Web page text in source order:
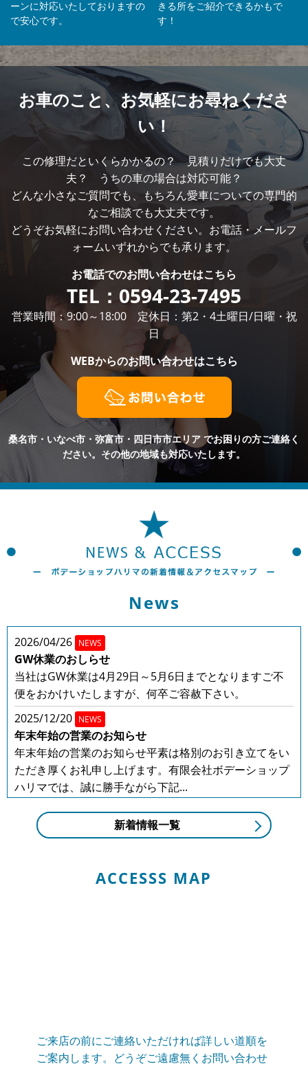
ーンに対応いたしておりますの
で安心です。
きる所をご紹介できるかもで
す！
お車のこと、お気軽にお尋ねくださ
い！
この修理だといくらかかるの？ 見積りだけでも大丈
夫？ うちの車の場合は対応可能？
どんな小さなご質問でも、もちろん愛車についての専門的
なご相談でも大丈夫です。
どうぞお気軽にお問い合わせください。お電話・メールフ
ォームいずれからでも承ります。
お電話でのお問い合わせはこちら
TEL： 0594-23-7495
営業時間：9:00～18:00 定休日：第2・4土曜日/日曜・祝
日
WEBからのお問い合わせはこちら
桑名市・いなべ市・弥富市・四日市市エリア でお困りの方ご連絡く
ださい。その他の地域も対応いたします。
News
2026/04/26 NEWS
GW休業のおしらせ
当社はGW休業は4月29日～5月6日までとなりますご不
便をおかけいたしますが、何卒ご容赦下さい。
2025/12/20 NEWS
年末年始の営業のお知らせ
年末年始の営業のお知らせ平素は格別のお引き立てをい
ただき厚くお礼申し上げます。有限会社ボデーショップ
ハリマでは、誠に勝手ながら下記...
2025/08/01 NEWS
夏季休業のお知らせ
ら下記日程を夏季休業とさせてい...
ただき厚くお礼申し上げます。有限会社ボデーショップ
ハリマでは、誠に勝手ながら下記...
新着情報一覧
ACCESSS MAP
ご来店の前にご連絡いただければ詳しい道順を
ご案内します。どうぞご遠慮無くお問い合わせ